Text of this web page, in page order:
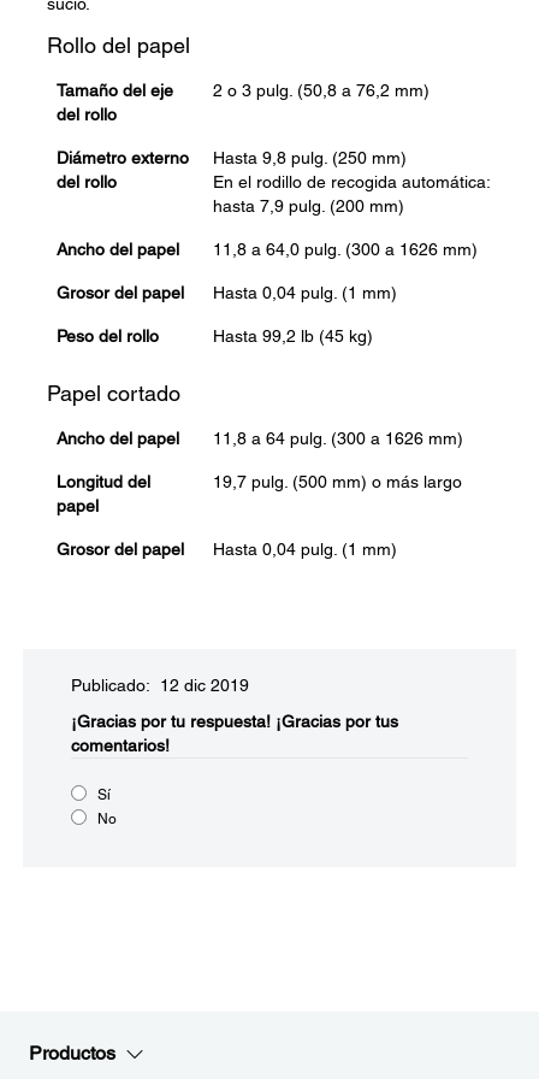
Rollo del papel
Tamaño del eje
del rollo
2 o 3 pulg. (50,8 a 76,2 mm)
Diámetro externo
del rollo
Hasta 9,8 pulg. (250 mm)
En el rodillo de recogida automática:
hasta 7,9 pulg. (200 mm)
Ancho del papel 11,8 a 64,0 pulg. (300 a 1626 mm)
Grosor del papel Hasta 0,04 pulg. (1 mm)
Peso del rollo Hasta 99,2 lb (45 kg)
Papel cortado
Ancho del papel 11,8 a 64 pulg. (300 a 1626 mm)
Longitud del
papel
19,7 pulg. (500 mm) o más largo
Grosor del papel Hasta 0,04 pulg. (1 mm)
Publicado: 12 dic 2019
¡Gracias por tu respuesta! ¡Gracias por tus
comentarios!
Sí
No
Productos